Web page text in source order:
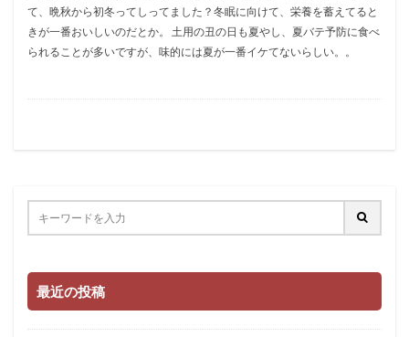
て、晩秋から初冬ってしってました？冬眠に向けて、栄養を蓄えてると
きが一番おいしいのだとか。 土用の丑の日も夏やし、夏バテ予防に食べ
られることが多いですが、味的には夏が一番イケてないらしい。。
最近の投稿